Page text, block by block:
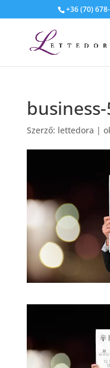
+36 (70)
Szerző: lettedora |